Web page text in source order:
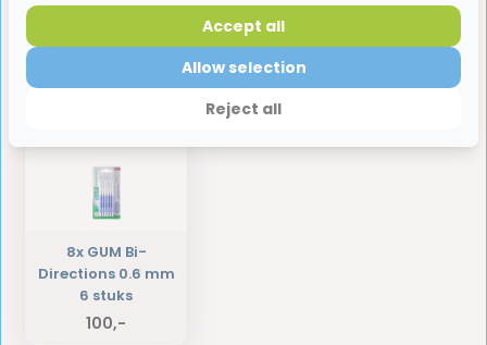
Reviews
Laatst bekeken producten
8x GUM Bi-
Directions 0.6 mm
6 stuks
100,-
Reject all
Allow selection
Accept all